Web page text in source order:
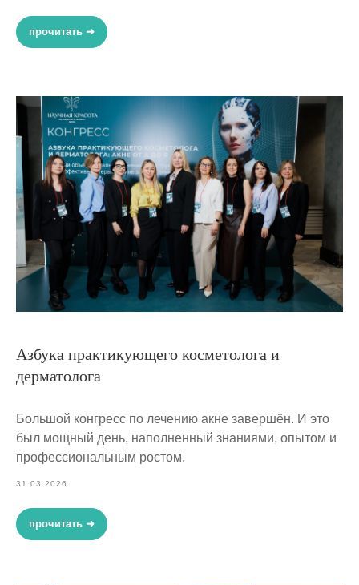
прочитать ➜
Азбука практикующего косметолога и
дерматолога
Большой конгресс по лечению акне завершён. И это
был мощный день, наполненный знаниями, опытом и
профессиональным ростом.
31.03.2026
прочитать ➜